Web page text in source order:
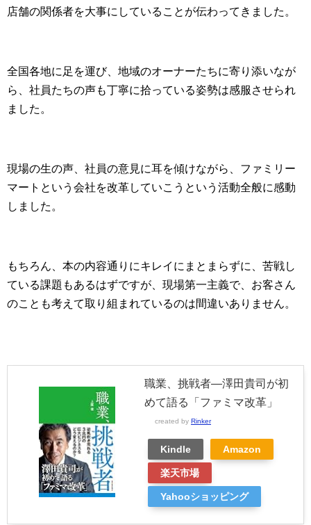
店舗の関係者を大事にしていることが伝わってきました。
全国各地に足を運び、地域のオーナーたちに寄り添いなが
ら、社員たちの声も丁寧に拾っている姿勢は感服させられ
ました。
現場の生の声、社員の意見に耳を傾けながら、ファミリー
マートという会社を改革していこうという活動全般に感動
しました。
もちろん、本の内容通りにキレイにまとまらずに、苦戦し
ている課題もあるはずですが、現場第一主義で、お客さん
のことも考えて取り組まれているのは間違いありません。
職業、挑戦者―澤田貴司が初
めて語る「ファミマ改革」
created by Rinker
Kindle Amazon
楽天市場
Yahooショッピング